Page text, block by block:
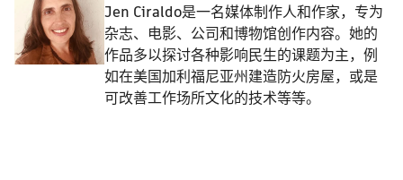
Jen Ciraldo是一名媒体制作人和作家，专为
杂志、电影、公司和博物馆创作内容。她的
作品多以探讨各种影响民生的课题为主，例
如在美国加利福尼亚州建造防火房屋，或是
可改善工作场所文化的技术等等。